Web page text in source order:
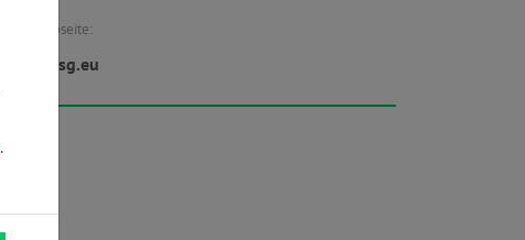
Webseite:
www.lsg.eu
.